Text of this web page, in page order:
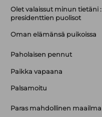
Olet valaissut minun tietäni :
presidenttien puolisot
Oman elämänsä puikoissa
Paholaisen pennut
Paikka vapaana
Palsamoitu
Paras mahdollinen maailma